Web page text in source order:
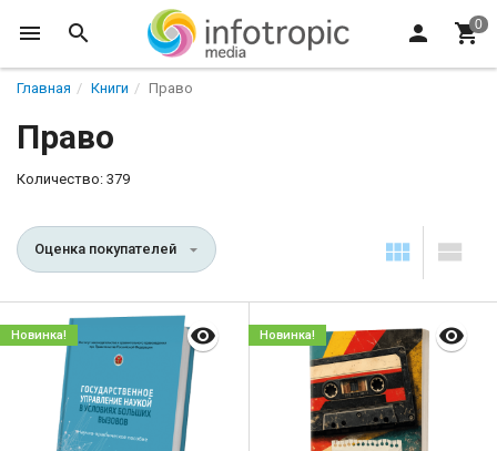
Главная Книги Право
Право
Количество: 379
Оценка покупателей
Новинка! Новинка!